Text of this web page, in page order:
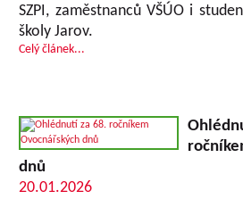
SZPI, zaměstnanců VŠÚO i
školy Jarov.
Celý článek...
dnů
20.01.2026